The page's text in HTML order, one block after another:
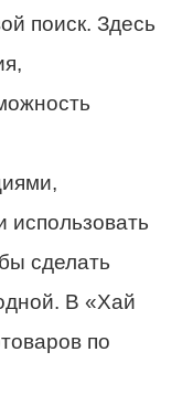
поиск. Здесь
использовать
сделать
В «Хай
по